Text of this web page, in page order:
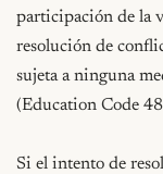
participación de la
resolución de
sujeta a ninguna
(Education Code
Si el intento de